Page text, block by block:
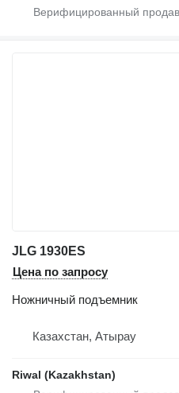
JLG 1930ES
Цена по запросу
Ножничный подъемник
Казахстан, Атырау
Riwal (Kazakhstan)